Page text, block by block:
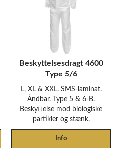
Beskyttelsesdragt 4600
Type 5/6
L, XL & XXL. SMS-laminat.
Åndbar. Type 5 & 6-B.
Beskyttelse mod biologiske
partikler og stænk.
Info